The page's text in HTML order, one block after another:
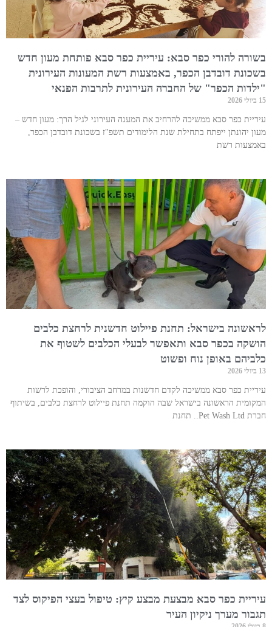
בשורה להורי כפר סבא: עיריית כפר סבא פותחת מעון חדש
בשכונת דובדבן הכפר, באמצעות רשת המעונות העירונית
"ילדות הכפר" של החברה העירונית לתרבות הפנאי
15 ביולי 2026
עיריית כפר סבא ממשיכה להרחיב את המענה העירוני לגיל הרך: מעון חדש –
מעון יהונתן ייפתח בתחילת שנת הלימודים תשפ"ז בשכונת דובדבן הכפר,
באמצעות רשת
לראשונה בישראל: תחנת פיילוט חדשנית לרחצת כלבים
הושקה בכפר סבא ותאפשר לבעלי הכלבים לשטוף את
כלביהם באופן נוח ופשוט
13 ביולי 2026
עיריית כפר סבא ממשיכה לקדם חדשנות במרחב הציבורי, והופכת לרשות
המקומית הראשונה בישראל שבה הוקמה תחנת פיילוט לרחצת כלבים, בשיתוף
חברת Pet Wash Ltd.. תחנת
עיריית כפר סבא מבצעת מבצע קיץ: טיפול בעצי הפיקוס לצד
תגבור מערך ניקיון העיר